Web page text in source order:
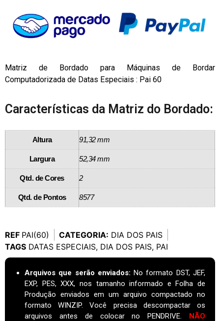
Matriz de Bordado para Máquinas de Bordar
Computadorizada de Datas Especiais : Pai 60
Características da Matriz do Bordado:
Altura 91,32 mm
Largura 52,34 mm
Qtd. de Cores 2
Qtd. de Pontos 8577
REF PAI(60) CATEGORIA: DIA DOS PAIS
TAGS DATAS ESPECIAIS, DIA DOS PAIS, PAI
Arquivos que serão enviados: No formato DST, JEF,
EXP, PES, XXX, nos tamanho informado e Folha de
Produção enviados em um arquivo compactado no
formato WINZIP. Você precisa descompactar os
arquivos antes de colocar no PENDRIVE. NÃO